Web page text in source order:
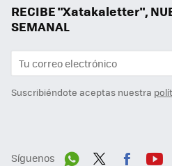
RECIBE "Xatakaletter",
SEMANAL
Suscribiéndote aceptas nuestra
Síguenos